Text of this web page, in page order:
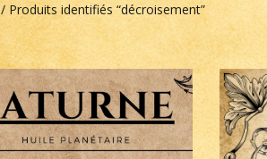
/ Produits identifiés “décroisement”